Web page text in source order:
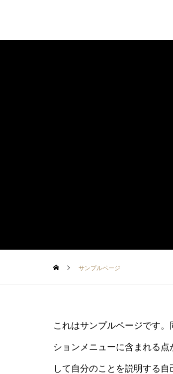
サンプルページ
これはサンプルページです
ションメニューに含まれる
して自分のことを説明する